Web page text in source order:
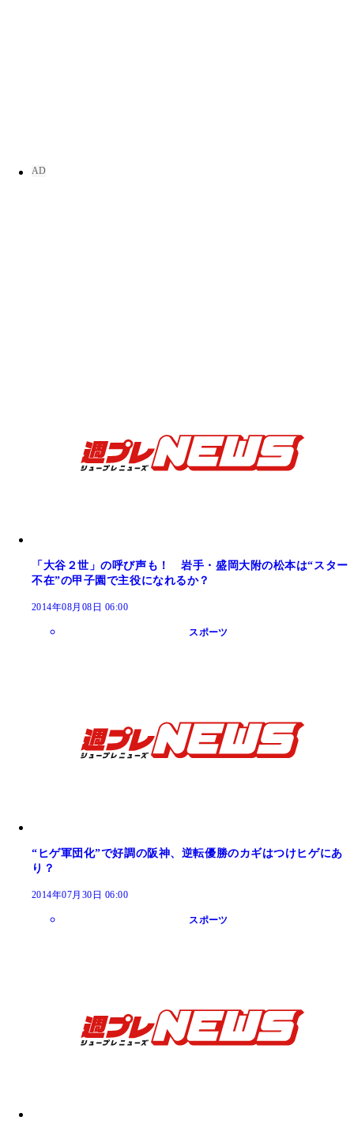
「大谷２世」の呼び声も！ 岩手・盛岡大附の松本は“スター
不在”の甲子園で主役になれるか？
2014年08月08日 06:00
スポーツ
“ヒゲ軍団化”で好調の阪神、逆転優勝のカギはつけヒゲにあ
り？
2014年07月30日 06:00
スポーツ